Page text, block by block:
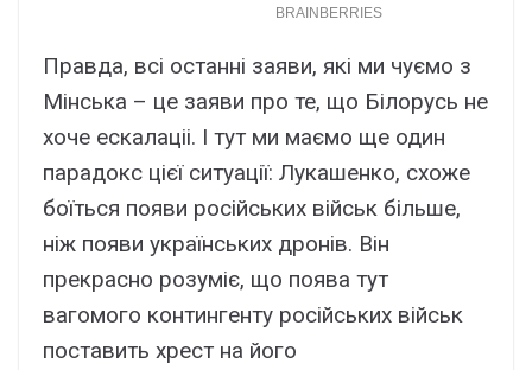
Правда, всі останні заяви, які ми чуємо з
Мінська – це заяви про те, що Білорусь не
хоче ескалаціі. І тут ми маємо ще один
парадокс цієї ситуації: Лукашенко, схоже
боїться появи російських військ більше,
ніж появи українських дронів. Він
прекрасно розуміє, що поява тут
вагомого контингенту російських військ
поставить хрест на його